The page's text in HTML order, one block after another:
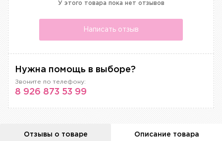
У этого товара пока нет отзывов
Написать отзыв
Нужна помощь в выборе?
Звоните по телефону:
8 926 873 53 99
Отзывы о товаре Описание товара